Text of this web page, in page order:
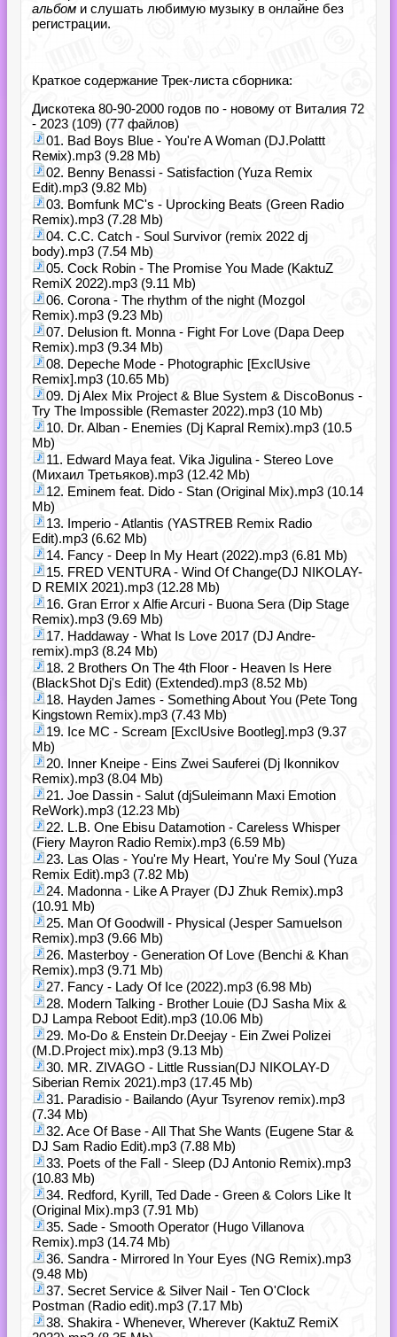
альбом и слушать любимую музыку в онлайне без
регистрации.
Краткое содержание Трек-листа сборника:
Дискотека 80-90-2000 годов по - новому от Виталия 72
- 2023 (109) (77 файлов)
01. Bad Boys Blue - You're A Woman (DJ.Polattt
Reмix).mp3 (9.28 Mb)
02. Benny Benassi - Satisfaction (Yuza Remix
Edit).mp3 (9.82 Mb)
03. Bomfunk MC's - Uprocking Beats (Green Radio
Remix).mp3 (7.28 Mb)
04. C.C. Catch - Soul Survivor (remix 2022 dj
body).mp3 (7.54 Mb)
05. Cock Robin - The Promise You Made (KaktuZ
RemiX 2022).mp3 (9.11 Mb)
06. Corona - The rhythm of the night (Mozgol
Remix).mp3 (9.23 Mb)
07. Delusion ft. Monna - Fight For Love (Dapa Deep
Remix).mp3 (9.34 Mb)
08. Depeche Mode - Photographic [ExclUsive
Remix].mp3 (10.65 Mb)
09. Dj Alex Mix Project & Blue System & DiscoBonus -
Try The Impossible (Remaster 2022).mp3 (10 Mb)
10. Dr. Alban - Enemies (Dj Kapral Remix).mp3 (10.5
Mb)
11. Edward Maya feat. Vika Jigulina - Stereo Love
(Михаил Третьяков).mp3 (12.42 Mb)
12. Eminem feat. Dido - Stan (Original Mix).mp3 (10.14
Mb)
13. Imperio - Atlantis (YASTREB Remix Radio
Edit).mp3 (6.62 Mb)
14. Fancy - Deep In My Heart (2022).mp3 (6.81 Mb)
15. FRED VENTURA - Wind Of Change(DJ NIKOLAY-
D REMIX 2021).mp3 (12.28 Mb)
16. Gran Error x Alfie Arcuri - Buona Sera (Dip Stage
Remix).mp3 (9.69 Mb)
17. Haddaway - What Is Love 2017 (DJ Andre-
remix).mp3 (8.24 Mb)
18. 2 Brothers On The 4th Floor - Heaven Is Here
(BlackShot Dj's Edit) (Extended).mp3 (8.52 Mb)
18. Hayden James - Something About You (Pete Tong
Kingstown Remix).mp3 (7.43 Mb)
19. Ice MC - Scream [ExclUsive Bootleg].mp3 (9.37
Mb)
20. Inner Kneipe - Eins Zwei Sauferei (Dj Ikonnikov
Remix).mp3 (8.04 Mb)
21. Joe Dassin - Salut (djSuleimann Maxi Emotion
ReWork).mp3 (12.23 Mb)
22. L.B. One Ebisu Datamotion - Careless Whisper
(Fiery Mayron Radio Remix).mp3 (6.59 Mb)
23. Las Olas - You're My Heart, You're My Soul (Yuza
Remix Edit).mp3 (7.82 Mb)
24. Madonna - Like A Prayer (DJ Zhuk Remix).mp3
(10.91 Mb)
25. Man Of Goodwill - Physical (Jesper Samuelson
Remix).mp3 (9.66 Mb)
26. Masterboy - Generation Of Love (Benchi & Khan
Remix).mp3 (9.71 Mb)
27. Fancy - Lady Of Ice (2022).mp3 (6.98 Mb)
28. Modern Talking - Brother Louie (DJ Sasha Mix &
DJ Lampa Reboot Edit).mp3 (10.06 Mb)
29. Mo-Do & Enstein Dr.Deejay - Ein Zwei Polizei
(M.D.Project mix).mp3 (9.13 Mb)
30. MR. ZIVAGO - Little Russian(DJ NIKOLAY-D
Siberian Remix 2021).mp3 (17.45 Mb)
31. Paradisio - Bailando (Ayur Tsyrenov remix).mp3
(7.34 Mb)
32. Ace Of Base - All That She Wants (Eugene Star &
DJ Sam Radio Edit).mp3 (7.88 Mb)
33. Poets of the Fall - Sleep (DJ Antonio Remix).mp3
(10.83 Mb)
34. Redford, Kyrill, Ted Dade - Green & Colors Like It
(Original Mix).mp3 (7.91 Mb)
35. Sade - Smooth Operator (Hugo Villanova
Remix).mp3 (14.74 Mb)
36. Sandra - Mirrored In Your Eyes (NG Remix).mp3
(9.48 Mb)
37. Secret Service & Silver Nail - Ten O'Clock
Postman (Radio edit).mp3 (7.17 Mb)
38. Shakira - Whenever, Wherever (KaktuZ RemiX